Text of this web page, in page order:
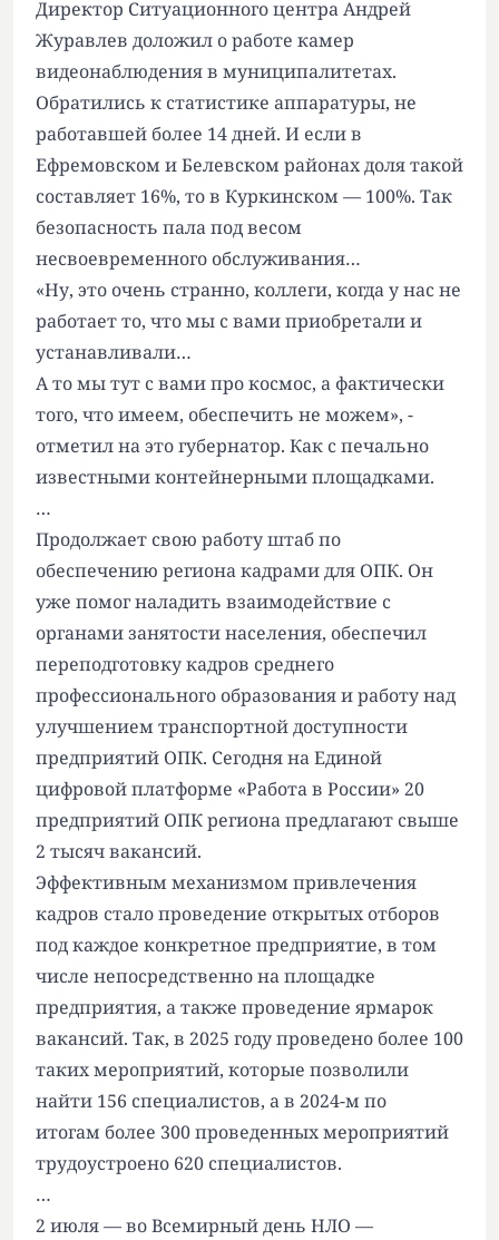
Директор Ситуационного центра Андрей
Журавлев доложил о работе камер
видеонаблюдения в муниципалитетах.
Обратились к статистике аппаратуры, не
работавшей более 14 дней. И если в
Ефремовском и Белевском районах доля такой
составляет 16%, то в Куркинском — 100%. Так
безопасность пала под весом
несвоевременного обслуживания…
«Ну, это очень странно, коллеги, когда у нас не
работает то, что мы с вами приобретали и
устанавливали…
А то мы тут с вами про космос, а фактически
того, что имеем, обеспечить не можем», -
отметил на это губернатор. Как с печально
известными контейнерными площадками.
…
Продолжает свою работу штаб по
обеспечению региона кадрами для ОПК. Он
уже помог наладить взаимодействие с
органами занятости населения, обеспечил
переподготовку кадров среднего
профессионального образования и работу над
улучшением транспортной доступности
предприятий ОПК. Сегодня на Единой
цифровой платформе «Работа в России» 20
предприятий ОПК региона предлагают свыше
2 тысяч вакансий.
Эффективным механизмом привлечения
кадров стало проведение открытых отборов
под каждое конкретное предприятие, в том
числе непосредственно на площадке
предприятия, а также проведение ярмарок
вакансий. Так, в 2025 году проведено более 100
таких мероприятий, которые позволили
найти 156 специалистов, а в 2024-м по
итогам более 300 проведенных мероприятий
трудоустроено 620 специалистов.
…
2 июля — во Всемирный день НЛО —